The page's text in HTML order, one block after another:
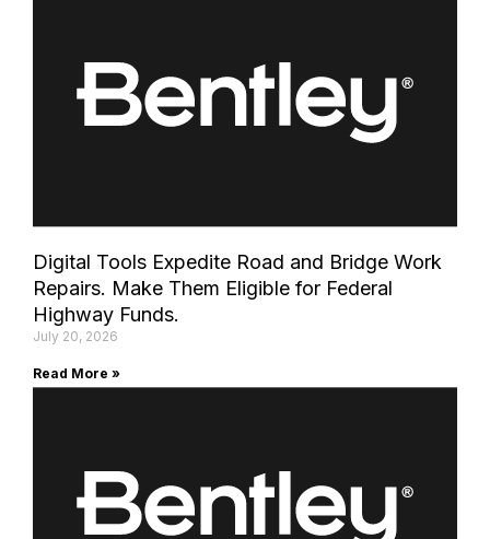
Digital Tools Expedite Road and Bridge Work
Repairs. Make Them Eligible for Federal
Highway Funds.
July 20, 2026
Read More »